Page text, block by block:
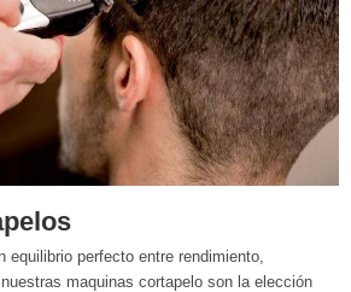
equilibrio perfecto entre rendimiento,
maquinas cortapelo son la elección